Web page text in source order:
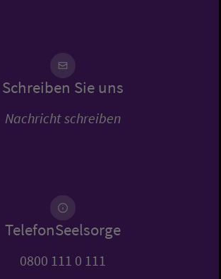
Schreiben Sie uns
Nachricht schreiben
TelefonSeelsorge
0800 111 0 111